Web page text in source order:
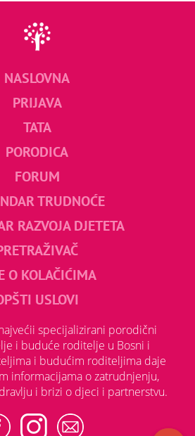
NASLOVNA
PRIJAVA
TATA
PORODICA
FORUM
TRUDNOĆE
RAZVOJA DJETETA
O KOLAČIĆIMA
USLOVI
specijalizirani porodični
i buduće roditelje u Bosni i
i budućim roditeljima daje
informacijama o zatrudnjenju,
i brizi o djeci i partnerstvu.